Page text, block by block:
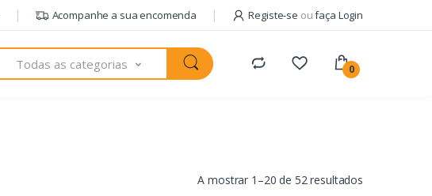
Acompanhe a sua encomenda Registe-se oufaça Login
Todas as categorias 0
A mostrar 1–20 de 52 resultados